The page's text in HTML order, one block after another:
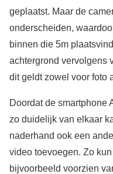
geplaatst. Maar de
onderscheiden,
binnen die 5m
achtergrond vervolgens
dit geldt zowel voor foto
Doordat de smartphone
zo duidelijk van elkaar
naderhand ook een
video toevoegen. Zo
bijvoorbeeld voorzien